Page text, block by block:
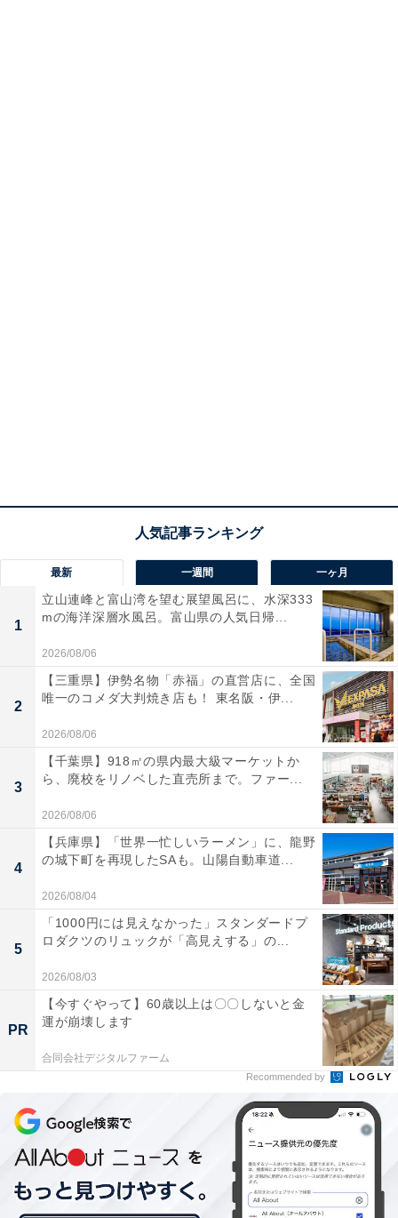
最新 一週間 一ヶ月
1
立山連峰と富山湾を望む展望風呂に、水深333
mの海洋深層水風呂。富山県の人気日帰...
2026/08/06
2
【三重県】伊勢名物「赤福」の直営店に、全国
唯一のコメダ大判焼き店も！ 東名阪・伊...
2026/08/06
3
【千葉県】918㎡の県内最大級マーケットか
ら、廃校をリノベした直売所まで。ファー...
2026/08/06
4
【兵庫県】「世界一忙しいラーメン」に、龍野
の城下町を再現したSAも。山陽自動車道...
2026/08/04
5
「1000円には見えなかった」スタンダードプ
ロダクツのリュックが「高見えする」の...
2026/08/03
PR
【今すぐやって】60歳以上は〇〇しないと金
運が崩壊します
合同会社デジタルファーム
Recommended by